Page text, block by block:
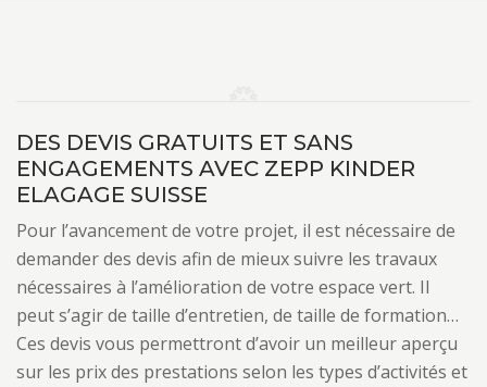
DES DEVIS GRATUITS ET SANS
ENGAGEMENTS AVEC ZEPP KINDER
ELAGAGE SUISSE
Pour l’avancement de votre projet, il est nécessaire de
demander des devis afin de mieux suivre les travaux
nécessaires à l’amélioration de votre espace vert. Il
peut s’agir de taille d’entretien, de taille de formation…
Ces devis vous permettront d’avoir un meilleur aperçu
sur les prix des prestations selon les types d’activités et